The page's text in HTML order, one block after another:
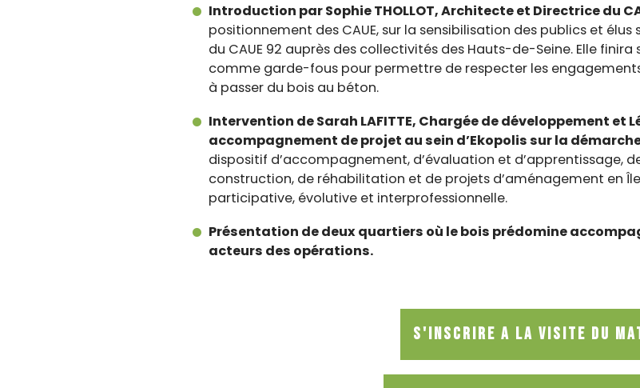
Introduction par Sophie THOLLOT, Architecte et Directrice du
positionnement des CAUE, sur la sensibilisation des publics et
du CAUE 92 auprès des collectivités des Hauts-de-Seine. Elle
comme garde-fous pour permettre de respecter les
à passer du bois au béton.
Intervention de Sarah LAFITTE, Chargée de développement et
accompagnement de projet au sein d’Ekopolis sur la démarche
dispositif d’accompagnement, d’évaluation et d’apprentissage,
construction, de réhabilitation et de projets d’aménagement en
participative, évolutive et interprofessionnelle.
Présentation de deux quartiers où le bois prédomine
acteurs des opérations.
S'INSCRIRE A LA VISITE DU